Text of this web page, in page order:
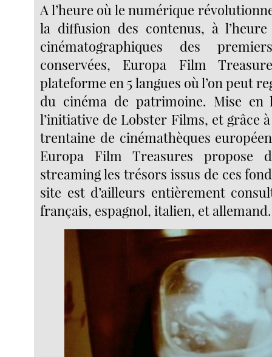
A l’heure où le numérique
la diffusion des contenus, à
cinématographiques des
conservées, Europa Film
plateforme en 5 langues où l’on peut
du cinéma de patrimoine. Mise en
l’initiative de Lobster Films, et grâce
trentaine de cinémathèques
Europa Film Treasures propose
streaming les trésors issus de ces
site est d’ailleurs entièrement
français, espagnol, italien, et allemand.